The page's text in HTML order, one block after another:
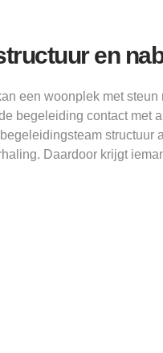
en
een woonplek met
begeleiding contact met
structuur
Daardoor krijgt